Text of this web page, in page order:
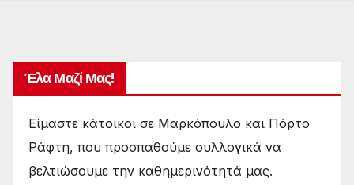
Έλα Μαζί Μας!
Είμαστε κάτοικοι σε Μαρκόπουλο και Πόρτο
Ράφτη, που προσπαθούμε συλλογικά να
βελτιώσουμε την καθημερινότητά μας.